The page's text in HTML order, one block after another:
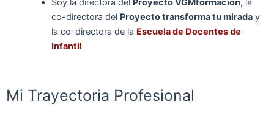
Soy la directora del Proyecto VGMformación, la
co-directora del Proyecto transforma tu miraday
la co-directora de la Escuela de Docentes de
Infantil
Mi Trayectoria Profesional